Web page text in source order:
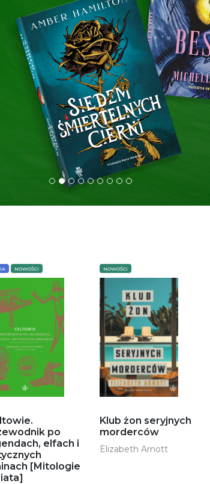
NOWOŚCI
po
elfach i
[Mitologie
NOWOŚCI
Klub żon seryjnych
morderców
Elizabeth Arnott